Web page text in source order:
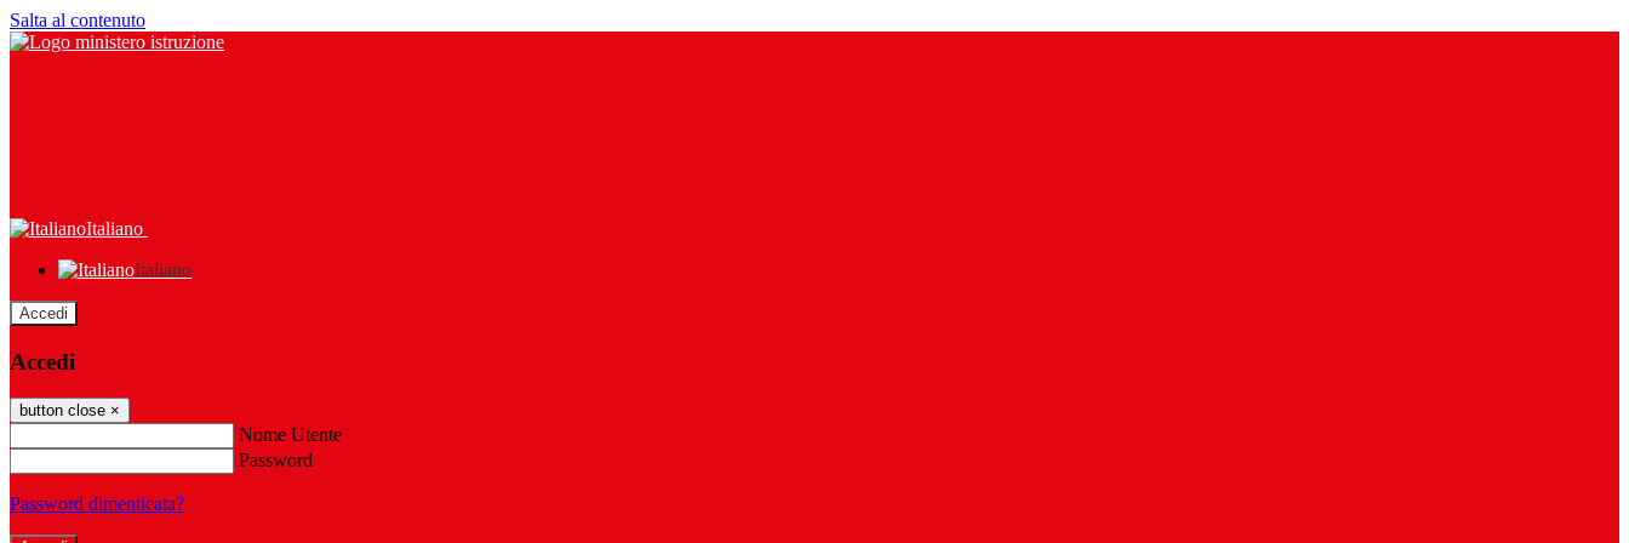
Salta al contenuto
Italiano
Italiano
Accedi
Accedi
button close ×
Nome Utente
Password
Password dimenticata?